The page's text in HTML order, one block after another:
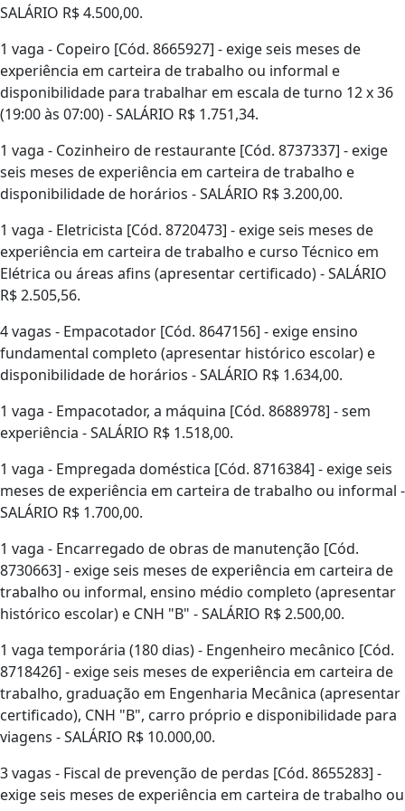
SALÁRIO R$ 4.500,00.
1 vaga - Copeiro [Cód. 8665927] - exige seis meses de
experiência em carteira de trabalho ou informal e
disponibilidade para trabalhar em escala de turno 12 x 36
(19:00 às 07:00) - SALÁRIO R$ 1.751,34.
1 vaga - Cozinheiro de restaurante [Cód. 8737337] - exige
seis meses de experiência em carteira de trabalho e
disponibilidade de horários - SALÁRIO R$ 3.200,00.
1 vaga - Eletricista [Cód. 8720473] - exige seis meses de
experiência em carteira de trabalho e curso Técnico em
Elétrica ou áreas afins (apresentar certificado) - SALÁRIO
R$ 2.505,56.
4 vagas - Empacotador [Cód. 8647156] - exige ensino
fundamental completo (apresentar histórico escolar) e
disponibilidade de horários - SALÁRIO R$ 1.634,00.
1 vaga - Empacotador, a máquina [Cód. 8688978] - sem
experiência - SALÁRIO R$ 1.518,00.
1 vaga - Empregada doméstica [Cód. 8716384] - exige seis
meses de experiência em carteira de trabalho ou informal -
SALÁRIO R$ 1.700,00.
1 vaga - Encarregado de obras de manutenção [Cód.
8730663] - exige seis meses de experiência em carteira de
trabalho ou informal, ensino médio completo (apresentar
histórico escolar) e CNH "B" - SALÁRIO R$ 2.500,00.
1 vaga temporária (180 dias) - Engenheiro mecânico [Cód.
8718426] - exige seis meses de experiência em carteira de
trabalho, graduação em Engenharia Mecânica (apresentar
certificado), CNH "B", carro próprio e disponibilidade para
viagens - SALÁRIO R$ 10.000,00.
3 vagas - Fiscal de prevenção de perdas [Cód. 8655283] -
exige seis meses de experiência em carteira de trabalho ou